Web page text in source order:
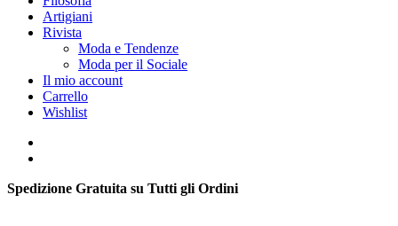
Artigiani
Rivista
Moda e Tendenze
Moda per il Sociale
Il mio account
Carrello
Wishlist
Spedizione Gratuita su Tutti gli Ordini